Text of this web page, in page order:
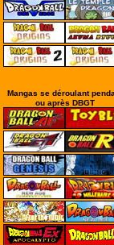
Mangas se déroulant
ou après DBGT